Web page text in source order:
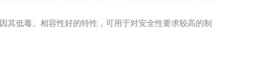
其低毒、相容性好的特性，可用于对安全性要求较高的制